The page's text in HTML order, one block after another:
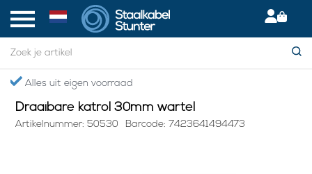
Alles uit eigen voorraad
Home > Draaibare katrol 30mm wartel
Draaibare katrol 30mm wartel
Artikelnummer: 50530 Barcode: 7423641494473